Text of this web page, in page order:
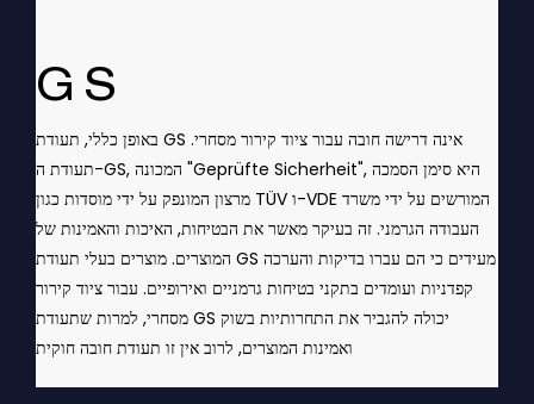
GS
באופן כללי, תעודת GS אינה דרישה חובה עבור ציוד קירור מסחרי.
תעודת ה-GS, המכונה "Geprüfte Sicherheit", היא סימן הסמכה
מרצון המונפק על ידי מוסדות כגון TÜV ו-VDE המורשים על ידי משרד
העבודה הגרמני. זה בעיקר מאשר את הבטיחות, האיכות והאמינות של
המוצרים. מוצרים בעלי תעודת GS מעידים כי הם עברו בדיקות והערכה
קפדניות ועומדים בתקני בטיחות גרמניים ואירופיים. עבור ציוד קירור
מסחרי, למרות שתעודת GS יכולה להגביר את התחרותיות בשוק
ואמינות המוצרים, לרוב אין זו תעודת חובה חוקית